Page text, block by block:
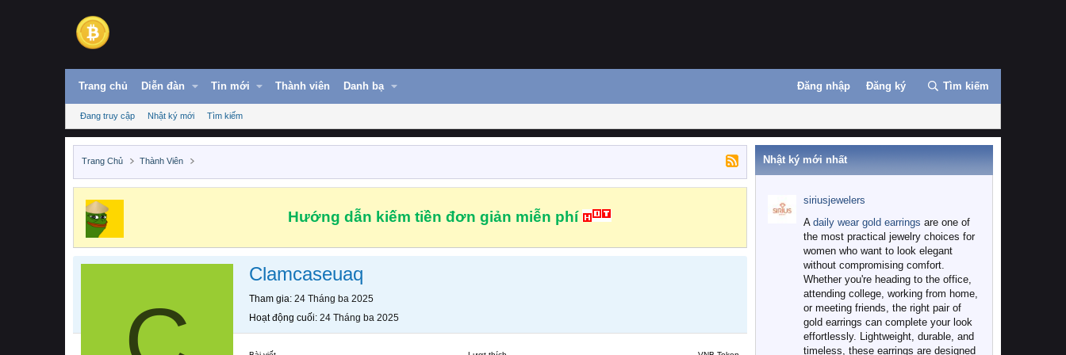
Trang chủ Diễn đàn Tin mới Thành viên Danh bạ Đăng nhập Đăng ký Tìm kiếm
Đang truy cập Nhật ký mới Tìm kiếm
Trang Chủ Thành Viên
Hướng dẫn kiếm tiền đơn giản miễn phí
Clamcaseuaq
Tham gia 24 Tháng ba 2025
Hoạt động cuối 24 Tháng ba 2025
Nhật ký mới nhất
siriusjewelers
A daily wear gold earrings are one of
the most practical jewelry choices for
women who want to look elegant
without compromising comfort.
Whether you're heading to the office,
attending college, working from home,
or meeting friends, the right pair of
gold earrings can complete your look
effortlessly. Lightweight, durable, and
timeless, these earrings are designed